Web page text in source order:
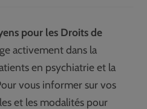
pour les Droits de
activement dans la
en psychiatrie et la
vous informer sur vos
et les modalités pour